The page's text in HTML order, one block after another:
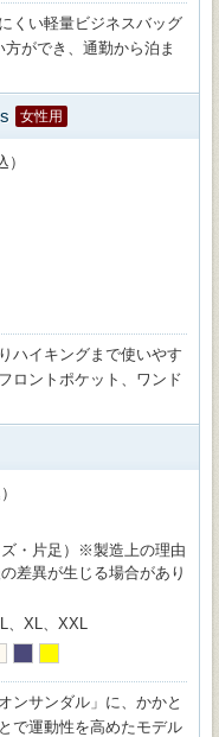
くい軽量ビジネスバッグ
ができ、通勤から泊ま
女性用
ハイキングまで使いやす
ロントポケット、ワンド
・片足）※製造上の理由
差異が生じる場合があり
、XL、XXL
ンサンダル」に、かかと
で運動性を高めたモデル